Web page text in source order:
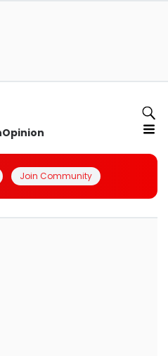
Opinion
Join Community